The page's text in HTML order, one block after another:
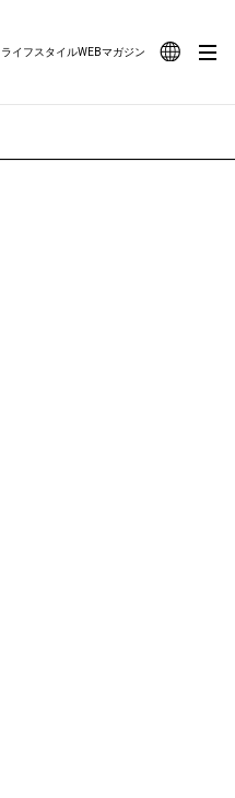
イフスタイルWEBマガジン
#OUTDOOR